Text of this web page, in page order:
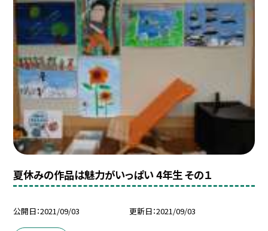
夏休みの作品は魅力がいっぱい 4年生 その１
公開日 2021/09/03 更新日 2021/09/03